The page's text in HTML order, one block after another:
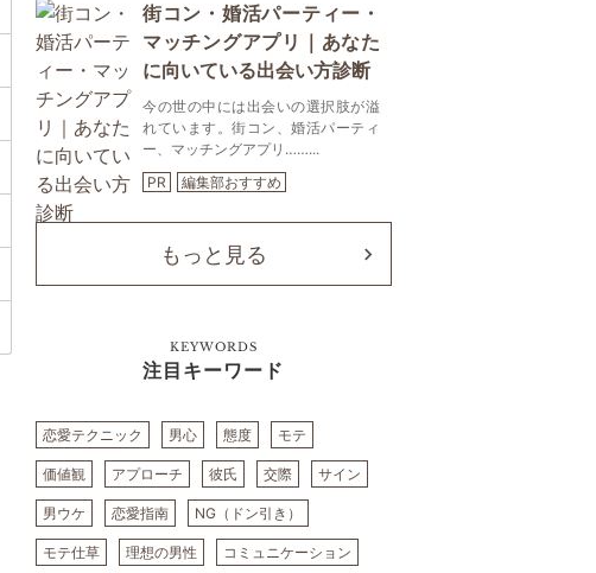
街コン・婚活パーティー・
マッチングアプリ｜あなた
に向いている出会い方診断
今の世の中には出会いの選択肢が溢
れています。街コン、婚活パーティ
ー、マッチングアプリ……...
PR
編集部おすすめ
もっと見る
KEYWORDS
注目キーワード
恋愛テクニック 男心 態度 モテ
価値観 アプローチ 彼氏 交際 サイン
男ウケ 恋愛指南 NG（ドン引き）
モテ仕草 理想の男性 コミュニケーション